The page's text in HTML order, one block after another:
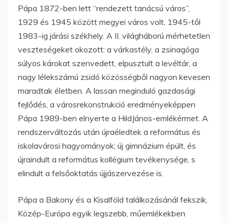
Pápa 1872-ben lett “rendezett tanácsú város”,
1929 és 1945 között megyei város volt, 1945-től
1983-ig járási székhely. A II. világháború mérhetetlen
veszteségeket okozott: a várkastély, a zsinagóga
súlyos károkat szenvedett, elpusztult a levéltár, a
nagy lélekszámú zsidó közösségből nagyon kevesen
maradtak életben. A lassan meginduló gazdasági
fejlődés, a városrekonstrukció eredményeképpen
Pápa 1989-ben elnyerte a HildJános-emlékérmet. A
rendszerváltozás után újraéledtek a református és
iskolavárosi hagyományok; új gimnázium épült, és
újraindult a református kollégium tevékenysége, s
elindult a felsőoktatás újjászervezése is.
Pápa a Bakony és a Kisalföld találkozásánál fekszik,
Közép-Európa egyik legszebb, műemlékekben